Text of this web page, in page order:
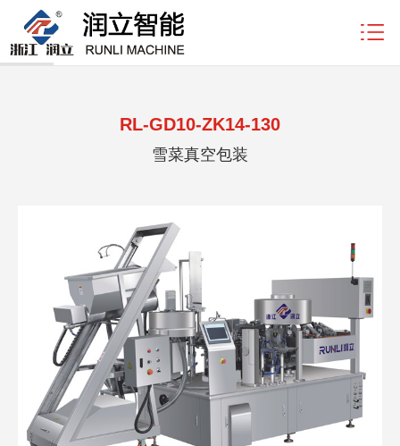
产品中心
首页 / 产品中心 / 全自动真空包装机系列
RL-GD10-ZK14-130
雪菜真空包装